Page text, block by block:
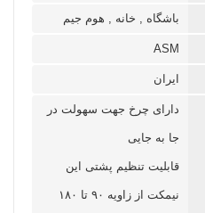
باشگاه , خانه , هوم جیم
ASM
ایران
دارای چرخ جهت سهولت در
جا به جایی
قابلیت تنظیم پشتی این
نیمکت از زاویه ۹۰ تا ۱۸۰